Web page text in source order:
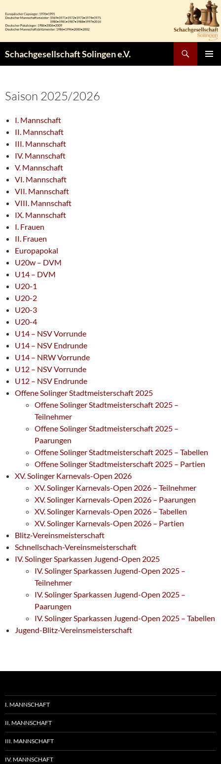
Inhalt
springen
Schachgesellschaft Solingen e.V.
Saison 2025/2026
I. Mannschaft
II. Mannschaft
III. Mannschaft
IV. Mannschaft
V. Mannschaft
VI. Mannschaft
VII. Mannschaft
VIII. Mannschaft
IX. Mannschaft
I. Frauen
II. Frauen
Europapokal
U20w – DVM
U14 – DVM
U20-1
U20-2
U20-3
U20-4
U14 – NSV Vorrunde
U14 – NSV Endrunde
U14 – NRW Vorrunde
U12 – NSV Vorrunde
U12 – NSV Endrunde
Offene Solinger Stadtmeisterschaft 2025
Offene Solinger Stadtmeisterschaft 2025 –
Teilnehmer
Offene Solinger Stadtmeisterschaft 2025 –
Paarungen
Offene Solinger Stadtmeisterschaft 2025 – Tabellen
Offene Solinger Stadtmeisterschaft 2025 – Partien
XV. Solinger Karnevals-Open 2026
XV. Solinger Karnevals-Open 2026 – Teilnehmer
XV. Solinger Karnevals-Open 2026 – Paarungen
XV. Solinger Karnevals-Open 2026 – Tabellen
XV. Solinger Karnevals-Open 2026 – Partien
Blitz-Vereinsmeisterschaft
Schnellschach-Vereinsmeisterschaft
IV. Solinger Sparkassen Jugend-Open 2025
IV. Solinger Sparkassen Jugend-Open 2025 –
Teilnehmer
IV. Solinger Sparkassen Jugend-Open 2025 –
Paarungen
IV. Solinger Sparkassen Jugend-Open 2025 – Tabellen
Jugend-Blitz-Vereinsmeisterschaft
I. MANNSCHAFT
II. MANNSCHAFT
III. MANNSCHAFT
IV. MANNSCHAFT